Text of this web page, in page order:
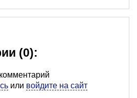
(0):
или войдите на сайт